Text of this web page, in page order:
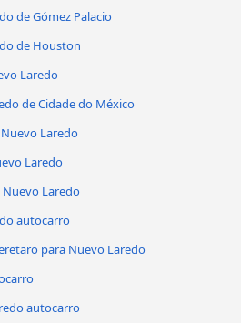
de Gómez Palacio
de Houston
Laredo
de Cidade do México
Laredo
Laredo
Laredo
autocarro
para Nuevo Laredo
autocarro